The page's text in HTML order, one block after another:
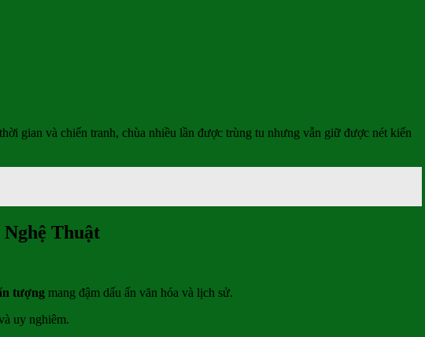
gian và chiến tranh, chùa nhiều lần được trùng tu nhưng vẫn giữ được nét kiến
Thuật
tượng mang đậm dấu ấn văn hóa và lịch sử.
uy nghiêm.